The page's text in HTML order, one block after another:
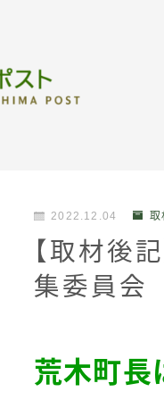
2022.12.04 取
【取材後
集委員会
荒木町長